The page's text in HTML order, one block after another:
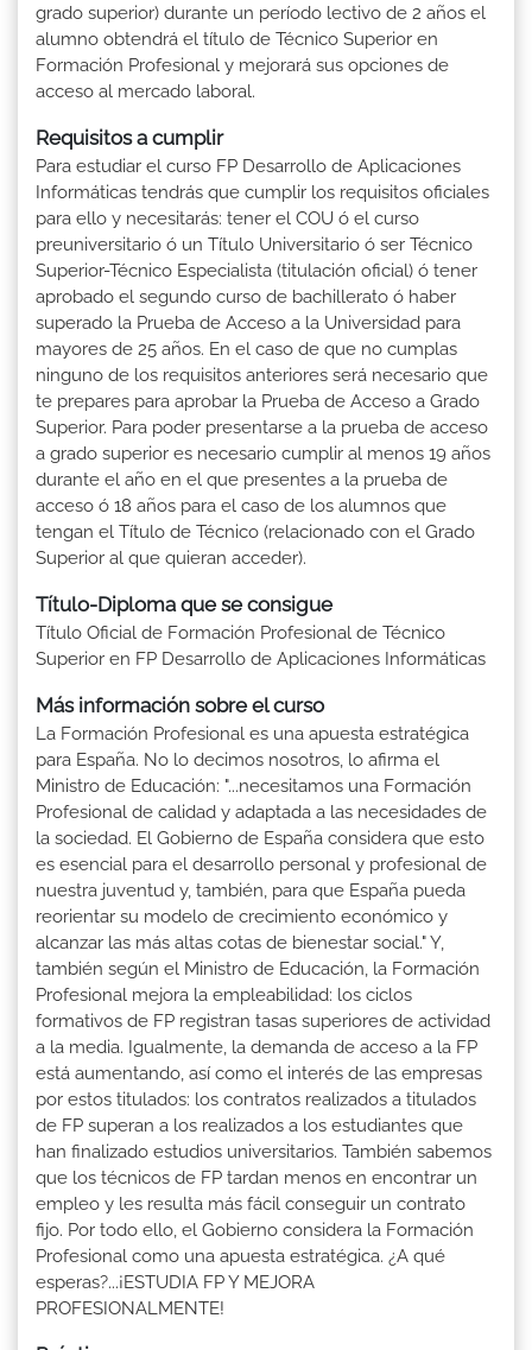
grado superior) durante un período lectivo de 2 años el
alumno obtendrá el título de Técnico Superior en
Formación Profesional y mejorará sus opciones de
acceso al mercado laboral.
Requisitos a cumplir
Para estudiar el curso FP Desarrollo de Aplicaciones
Informáticas tendrás que cumplir los requisitos oficiales
para ello y necesitarás: tener el COU ó el curso
preuniversitario ó un Título Universitario ó ser Técnico
Superior-Técnico Especialista (titulación oficial) ó tener
aprobado el segundo curso de bachillerato ó haber
superado la Prueba de Acceso a la Universidad para
mayores de 25 años. En el caso de que no cumplas
ninguno de los requisitos anteriores será necesario que
te prepares para aprobar la Prueba de Acceso a Grado
Superior. Para poder presentarse a la prueba de acceso
a grado superior es necesario cumplir al menos 19 años
durante el año en el que presentes a la prueba de
acceso ó 18 años para el caso de los alumnos que
tengan el Título de Técnico (relacionado con el Grado
Superior al que quieran acceder).
Título-Diploma que se consigue
Título Oficial de Formación Profesional de Técnico
Superior en FP Desarrollo de Aplicaciones Informáticas
Más información sobre el curso
La Formación Profesional es una apuesta estratégica
para España. No lo decimos nosotros, lo afirma el
Ministro de Educación: "...necesitamos una Formación
Profesional de calidad y adaptada a las necesidades de
la sociedad. El Gobierno de España considera que esto
es esencial para el desarrollo personal y profesional de
nuestra juventud y, también, para que España pueda
reorientar su modelo de crecimiento económico y
alcanzar las más altas cotas de bienestar social." Y,
también según el Ministro de Educación, la Formación
Profesional mejora la empleabilidad: los ciclos
formativos de FP registran tasas superiores de actividad
a la media. Igualmente, la demanda de acceso a la FP
está aumentando, así como el interés de las empresas
por estos titulados: los contratos realizados a titulados
de FP superan a los realizados a los estudiantes que
han finalizado estudios universitarios. También sabemos
que los técnicos de FP tardan menos en encontrar un
empleo y les resulta más fácil conseguir un contrato
fijo. Por todo ello, el Gobierno considera la Formación
Profesional como una apuesta estratégica. ¿A qué
esperas?...¡ESTUDIA FP Y MEJORA
PROFESIONALMENTE!